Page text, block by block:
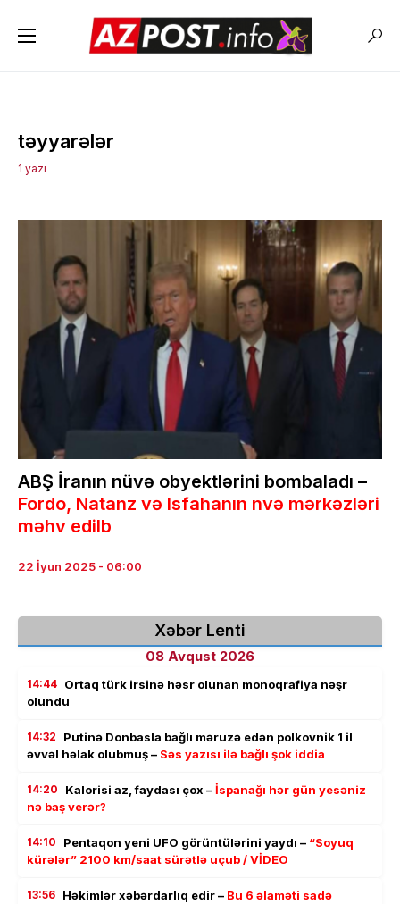
təyyarələr
1 yazı
ABŞ İranın nüvə obyektlərini bombaladı –
Fordo, Natanz və Isfahanın nvə mərkəzləri
məhv edilb
22 İyun 2025 - 06:00
Xəbər Lenti
08 Avqust 2026
14:44 Ortaq türk irsinə həsr olunan monoqrafiya nəşr
olundu
14:32
Putinə Donbasla bağlı məruzə edən polkovnik 1 il
əvvəl həlak olubmuş – Səs yazısı ilə bağlı şok iddia
14:20 Kalorisi az, faydası çox –İspanağı hər gün yesəniz
nə baş verər?
14:10 Pentaqon yeni UFO görüntülərini yaydı – “Soyuq
kürələr” 2100 km/saat sürətlə uçub / VİDEO
13:56 Həkimlər xəbərdarlıq edir – Bu 6 əlaməti sadə